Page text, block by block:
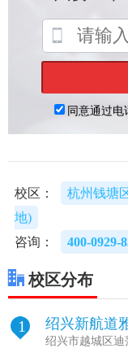
校区：
杭州钱塘
地)
咨询：
400-0929-
校区分布
1 绍兴新航道
绍兴市越城区迪